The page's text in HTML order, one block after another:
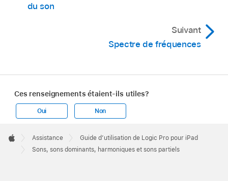
du son
Suivant
Spectre de fréquences
Ces renseignements étaient-ils utiles?
Oui Non
Footer

Apple
Assistance
Guide d’utilisation de Logic Pro pour iPad
Sons, sons dominants, harmoniques et sons partiels